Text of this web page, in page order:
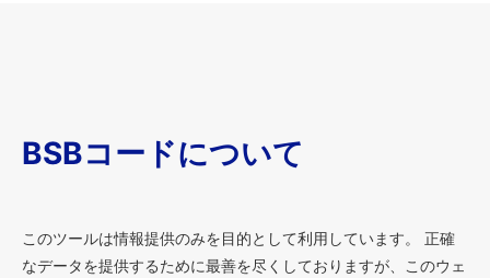
BSBコードについて
このツールは情報提供のみを目的として利用しています。 正確
なデータを提供するために最善を尽くしておりますが、このウェ